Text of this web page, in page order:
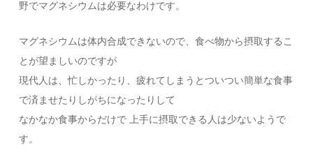
野でマグネシウムは必要なわけです。
マグネシウムは体内合成できないので、食べ物から摂取するこ
とが望ましいのですが
現代人は、忙しかったり、疲れてしまうとついつい簡単な食事
で済ませたりしがちになったりして
なかなか食事からだけで 上手に摂取できる人は少ないようで
す。